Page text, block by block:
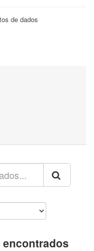
de dados